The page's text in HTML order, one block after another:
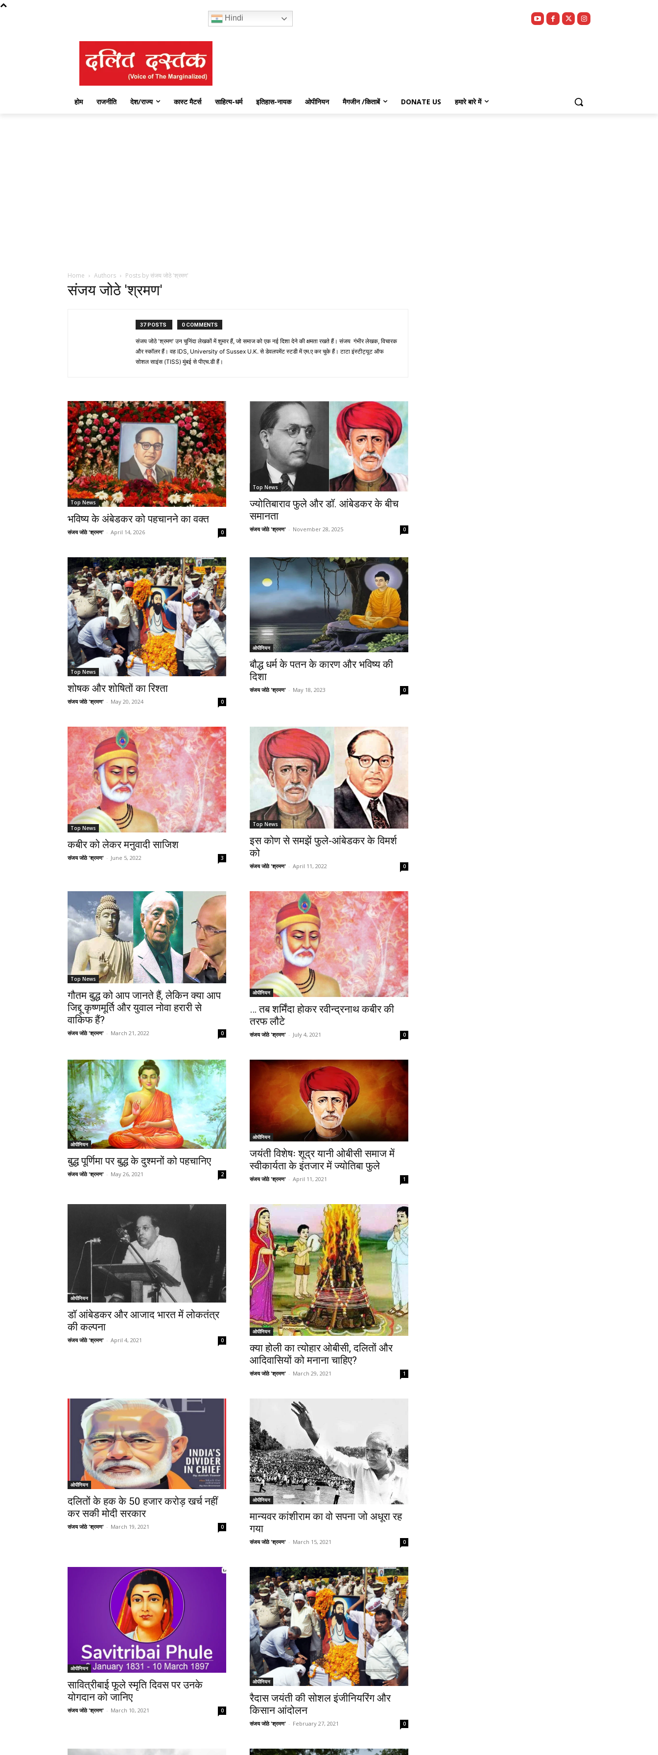
Hindi
होम राजनीति देश/राज्य कास्ट मैटर्स साहित्य-धर्म इतिहास-नायक ओपीनियन मैगजीन /किताबें DONATE US हमारे बारे में
Home Authors Posts by संजय जोठे 'श्रमण'
संजय जोठे 'श्रमण'
37 POSTS 0 COMMENTS
संजय जोठे 'श्रमण' उन चुनिंदा लेखकों में शुमार हैं, जो समाज को एक नई दिशा देने की क्षमता रखते हैं। संजय गंभीर लेखक, विचारक
और स्कॉलर हैं। वह IDS, University of Sussex U.K. से डेवलपमेंट स्टडी में एम.ए कर चुके हैं। टाटा इंस्टीट्यूट ऑफ
सोशल साइंस (TISS) मुंबई से पीएच.डी हैं।
Top News
भविष्य के अंबेडकर को पहचानने का वक्त
संजय जोठे 'श्रमण' - April 14, 2026 0
Top News
ज्योतिबाराव फुले और डॉ. आंबेडकर के बीच
समानता
संजय जोठे 'श्रमण' - November 28, 2025 0
Top News
शोषक और शोषितों का रिश्ता
संजय जोठे 'श्रमण' - May 20, 2024 0
ओपीनियन
बौद्ध धर्म के पतन के कारण और भविष्य की
दिशा
संजय जोठे 'श्रमण' - May 18, 2023 0
Top News
कबीर को लेकर मनुवादी साजिश
संजय जोठे 'श्रमण' - June 5, 2022 3
Top News
इस कोण से समझें फुले-आंबेडकर के विमर्श
को
संजय जोठे 'श्रमण' - April 11, 2022 0
Top News
गौतम बुद्ध को आप जानते हैं, लेकिन क्या आप
जिद्दू कृष्णमूर्ति और युवाल नोवा हरारी से
वाकिफ हैं?
संजय जोठे 'श्रमण' - March 21, 2022 0
ओपीनियन
… तब शर्मिंदा होकर रवीन्द्रनाथ कबीर की
तरफ लौटे
संजय जोठे 'श्रमण' - July 4, 2021 0
ओपीनियन
बुद्ध पूर्णिमा पर बुद्ध के दुश्मनों को पहचानिए
संजय जोठे 'श्रमण' - May 26, 2021 2
ओपीनियन
जयंती विशेषः शूद्र यानी ओबीसी समाज में
स्वीकार्यता के इंतजार में ज्योतिबा फुले
संजय जोठे 'श्रमण' - April 11, 2021 1
ओपीनियन
डॉ आंबेडकर और आजाद भारत में लोकतंत्र
की कल्पना
संजय जोठे 'श्रमण' - April 4, 2021 0
ओपीनियन
क्या होली का त्योहार ओबीसी, दलितों और
आदिवासियों को मनाना चाहिए?
संजय जोठे 'श्रमण' - March 29, 2021 1
ओपीनियन
दलितों के हक के 50 हजार करोड़ खर्च नहीं
कर सकी मोदी सरकार
संजय जोठे 'श्रमण' - March 19, 2021 0
ओपीनियन
मान्यवर कांशीराम का वो सपना जो अधूरा रह
गया
संजय जोठे 'श्रमण' - March 15, 2021 0
ओपीनियन
सावित्रीबाई फूले स्मृति दिवस पर उनके
योगदान को जानिए
संजय जोठे 'श्रमण' - March 10, 2021 0
ओपीनियन
रैदास जयंती की सोशल इंजीनियरिंग और
किसान आंदोलन
संजय जोठे 'श्रमण' - February 27, 2021 0